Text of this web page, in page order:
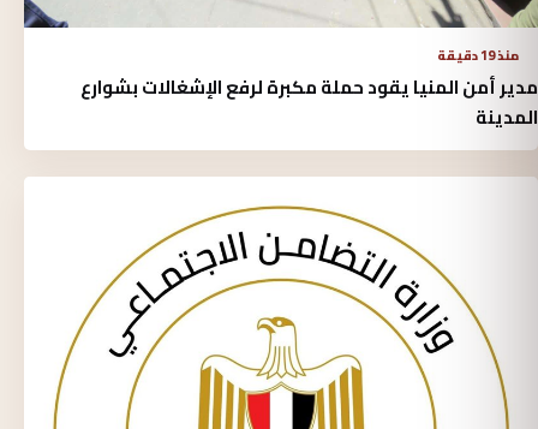
منذ 19 دقيقة
مدير أمن المنيا يقود حملة مكبرة لرفع الإشغالات بشوارع
المدينة